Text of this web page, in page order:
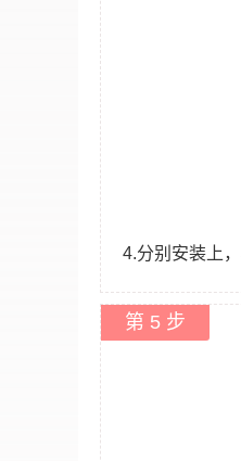
4.分别安装上
第 5 步